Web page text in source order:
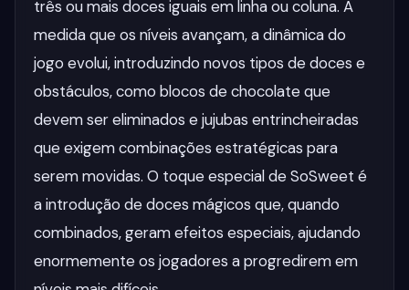
três ou mais doces iguais em linha ou coluna. À
medida que os níveis avançam, a dinâmica do
jogo evolui, introduzindo novos tipos de doces e
obstáculos, como blocos de chocolate que
devem ser eliminados e jujubas entrincheiradas
que exigem combinações estratégicas para
serem movidas. O toque especial de SoSweet é
a introdução de doces mágicos que, quando
combinados, geram efeitos especiais, ajudando
enormemente os jogadores a progredirem em